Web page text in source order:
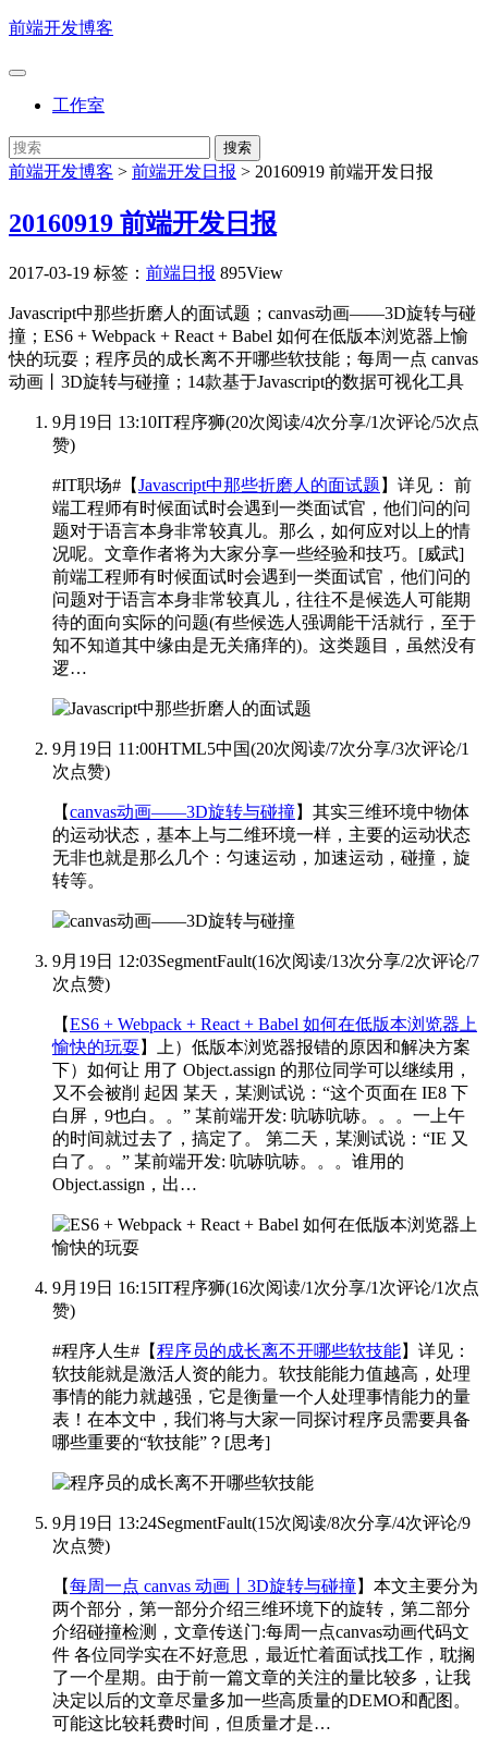
前端开发博客
工作室
前端开发博客 > 前端开发日报 > 20160919 前端开发日报
20160919 前端开发日报
2017-03-19 标签： 前端日报 895View
Javascript中那些折磨人的面试题；canvas动画——3D旋转与碰
撞；ES6 + Webpack + React + Babel 如何在低版本浏览器上愉
快的玩耍；程序员的成长离不开哪些软技能；每周一点 canvas
动画丨3D旋转与碰撞；14款基于Javascript的数据可视化工具
9月19日 13:10IT程序狮(20次阅读/4次分享/1次评论/5次点
赞)
#IT职场#【Javascript中那些折磨人的面试题 】详见：
前
端工程师有时候面试时会遇到一类面试官，他们问的问
题对于语言本身非常较真儿。那么，如何应对以上的情
况呢。文章作者将为大家分享一些经验和技巧。[威武]
前端工程师有时候面试时会遇到一类面试官，他们问的
问题对于语言本身非常较真儿，往往不是候选人可能期
待的面向实际的问题(有些候选人强调能干活就行，至于
知不知道其中缘由是无关痛痒的)。这类题目，虽然没有
逻…
9月19日 11:00HTML5中国(20次阅读/7次分享/3次评论/1
次点赞)
【canvas动画——3D旋转与碰撞】 其实三维环境中物体
的运动状态，基本上与二维环境一样，主要的运动状态
无非也就是那么几个：匀速运动，加速运动，碰撞，旋
转等。
9月19日 12:03SegmentFault(16次阅读/13次分享/2次评论/7
次点赞)
【ES6 + Webpack + React + Babel 如何在低版本浏览器上
愉快的玩耍】上）低版本浏览器报错的原因和解决方案
下）如何让 用了 Object.assign 的那位同学可以继续用，
又不会被削 起因 某天，某测试说：“这个页面在 IE8 下
白屏，9也白。。” 某前端开发: 吭哧吭哧。。。一上午
的时间就过去了，搞定了。 第二天，某测试说：“IE 又
白了。。” 某前端开发: 吭哧吭哧。。。谁用的
Object.assign，出…
9月19日 16:15IT程序狮(16次阅读/1次分享/1次评论/1次点
赞)
#程序人生#【程序员的成长离不开哪些软技能】详见：
软技能就是激活人资的能力。软技能能力值越高，处理
事情的能力就越强，它是衡量一个人处理事情能力的量
表！在本文中，我们将与大家一同探讨程序员需要具备
哪些重要的“软技能”？[思考]
9月19日 13:24SegmentFault(15次阅读/8次分享/4次评论/9
次点赞)
【每周一点 canvas 动画丨3D旋转与碰撞】本文主要分为
两个部分，第一部分介绍三维环境下的旋转，第二部分
介绍碰撞检测，文章传送门:每周一点canvas动画代码文
件 各位同学实在不好意思，最近忙着面试找工作，耽搁
了一个星期。由于前一篇文章的关注的量比较多，让我
决定以后的文章尽量多加一些高质量的DEMO和配图。
可能这比较耗费时间，但质量才是…